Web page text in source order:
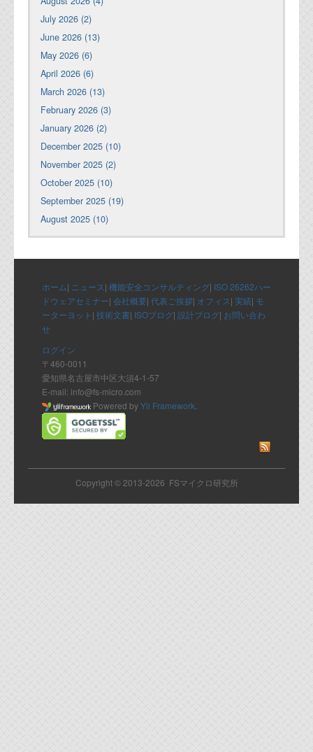
July 2026 (2)
June 2026 (13)
May 2026 (6)
April 2026 (6)
March 2026 (13)
February 2026 (3)
January 2026 (2)
December 2025 (10)
November 2025 (2)
October 2025 (10)
September 2025 (19)
August 2025 (10)
ホーム| ニュース| 機能安全コンサルティング| ISO 26262ハー
ドウェアセミナー| 会社概要| 代表ご挨拶| オフィス| 実績| モ
ーターヨット | 技術文書| ISOブログ| 設計ブログ| お問い合わ
せ
ログイン
〒460-0011
愛知県名古屋市中区大須4-1-57
E-mail: info@fs-micro.com
Powered byYii Framework
Copyright © 2013-2026 FSマイクロ研究所